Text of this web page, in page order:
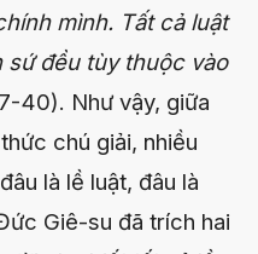
mình. Tất cả luật
đều tùy thuộc vào
40). Như vậy, giữa
chú giải, nhiều
là lề luật, đâu là
Giê-su đã trích hai